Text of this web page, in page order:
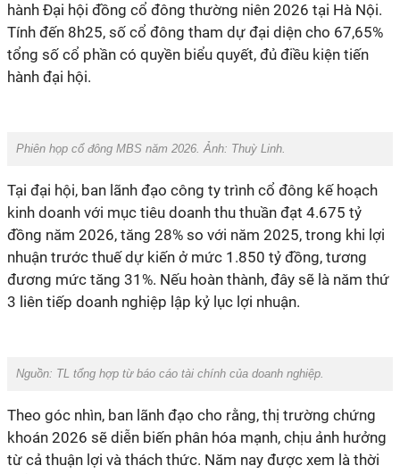
hành Đại hội đồng cổ đông thường niên 2026 tại Hà Nội.
Tính đến 8h25, số cổ đông tham dự đại diện cho 67,65%
tổng số cổ phần có quyền biểu quyết, đủ điều kiện tiến
hành đại hội.
Phiên họp cổ đông MBS năm 2026. Ảnh: Thuỳ Linh.
Tại đại hội, ban lãnh đạo công ty trình cổ đông kế hoạch
kinh doanh với mục tiêu doanh thu thuần đạt 4.675 tỷ
đồng năm 2026, tăng 28% so với năm 2025, trong khi lợi
nhuận trước thuế dự kiến ở mức 1.850 tỷ đồng, tương
đương mức tăng 31%. Nếu hoàn thành, đây sẽ là năm thứ
3 liên tiếp doanh nghiệp lập kỷ lục lợi nhuận.
Nguồn: TL tổng hợp từ báo cáo tài chính của doanh nghiệp.
Theo góc nhìn, ban lãnh đạo cho rằng, thị trường chứng
khoán 2026 sẽ diễn biến phân hóa mạnh, chịu ảnh hưởng
từ cả thuận lợi và thách thức. Năm nay được xem là thời